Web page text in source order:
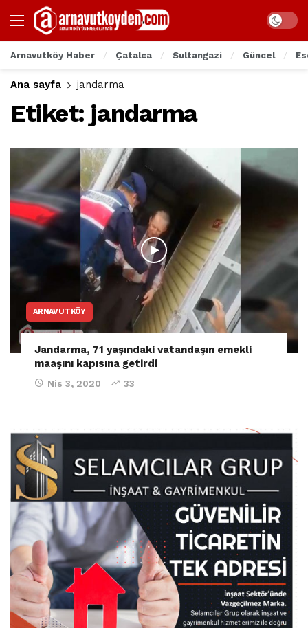
Arnavutköy Haber Çatalca Sultangazi Güncel
Ana sayfa jandarma
Etiket: jandarma
ARNAVUTKÖY
Jandarma, 71 yaşındaki vatandaşın emekli
maaşını kapısına getirdi
Nis 3, 2020 33